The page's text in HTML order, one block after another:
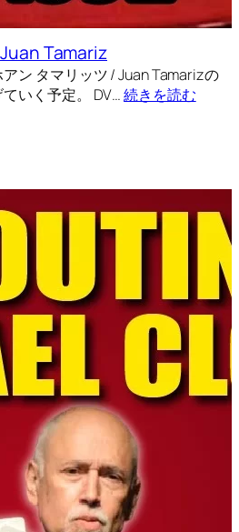
Tamariz
ン タマリッツ / Juan Tamarizの
いく予定。 DV…続きを読む